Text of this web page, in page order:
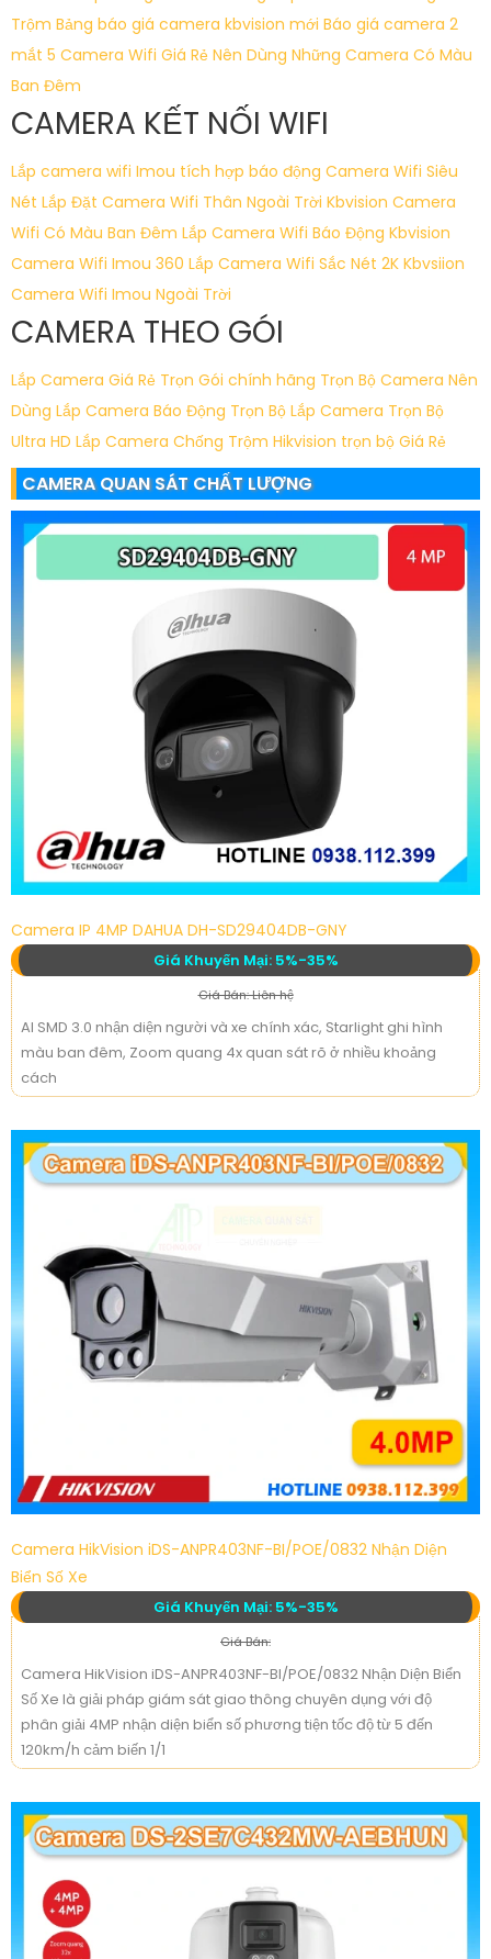
Trộm Bảng báo giá camera kbvision mới Báo giá camera 2
mắt 5 Camera Wifi Giá Rẻ Nên Dùng Những Camera Có Màu
Ban Đêm
CAMERA KẾT NỐI WIFI
Lắp camera wifi Imou tích hợp báo động Camera Wifi Siêu
Nét Lắp Đặt Camera Wifi Thân Ngoài Trời Kbvision Camera
Wifi Có Màu Ban Đêm Lắp Camera Wifi Báo Động Kbvision
Camera Wifi Imou 360 Lắp Camera Wifi Sắc Nét 2K Kbvsiion
Camera Wifi Imou Ngoài Trời
CAMERA THEO GÓI
Lắp Camera Giá Rẻ Trọn Gói chính hãng Trọn Bộ Camera Nên
Dùng Lắp Camera Báo Động Trọn Bộ Lắp Camera Trọn Bộ
Ultra HD Lắp Camera Chống Trộm Hikvision trọn bộ Giá Rẻ
CAMERA QUAN SÁT CHẤT LƯỢNG
Camera IP 4MP DAHUA DH-SD29404DB-GNY
Giá Khuyến Mại: 5%-35%
Giá Bán: Liên hệ
AI SMD 3.0 nhận diện người và xe chính xác, Starlight ghi hình
màu ban đêm, Zoom quang 4x quan sát rõ ở nhiều khoảng
cách
Camera HikVision iDS-ANPR403NF-BI/POE/0832 Nhận Diện
Biển Số Xe
Giá Khuyến Mại: 5%-35%
Giá Bán:
Camera HikVision iDS-ANPR403NF-BI/POE/0832 Nhận Diện Biển
Số Xe là giải pháp giám sát giao thông chuyên dụng với độ
phân giải 4MP nhận diện biển số phương tiện tốc độ từ 5 đến
120km/h cảm biến 1/1